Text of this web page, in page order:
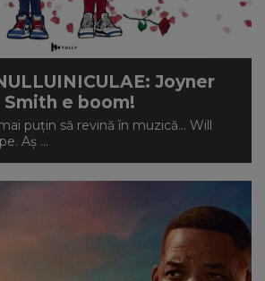
Joyner
Smith e boom!
puțin să revină în muzică... Will
Aș ...